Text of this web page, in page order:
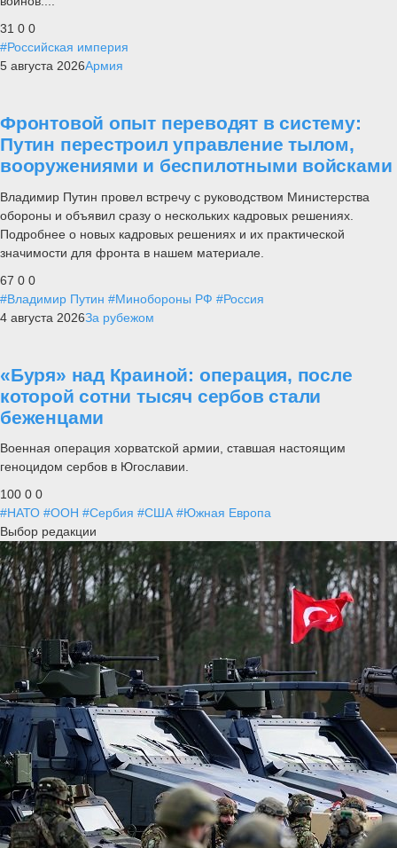
31 0 0
#Российская империя
5 августа 2026Армия
Фронтовой опыт переводят в систему:
Путин перестроил управление тылом,
вооружениями и беспилотными войсками
Владимир Путин провел встречу с руководством Министерства
обороны и объявил сразу о нескольких кадровых решениях.
Подробнее о новых кадровых решениях и их практической
значимости для фронта в нашем материале.
67 0 0
#Владимир Путин #Минобороны РФ #Россия
4 августа 2026За рубежом
«Буря» над Краиной: операция, после
которой сотни тысяч сербов стали
беженцами
Военная операция хорватской армии, ставшая настоящим
геноцидом сербов в Югославии.
100 0 0
#НАТО #ООН #Сербия #США #Южная Европа
Выбор редакции